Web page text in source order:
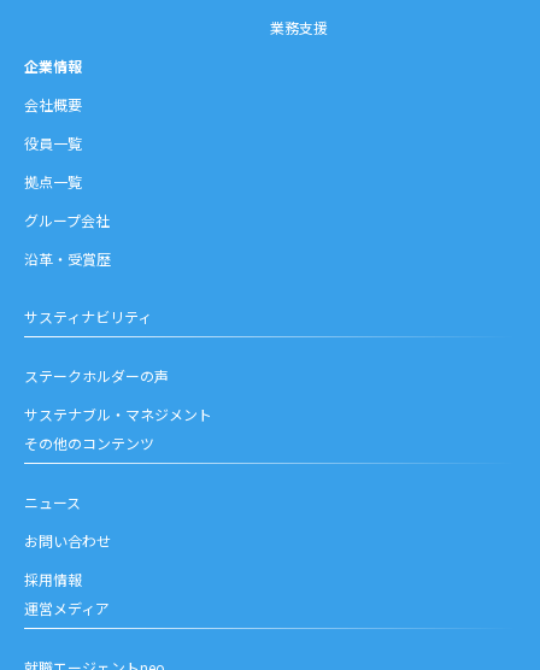
業務支援
企業情報
会社概要
役員一覧
拠点一覧
グループ会社
沿革・受賞歴
サスティナビリティ
ステークホルダーの声
サステナブル・マネジメント
その他のコンテンツ
ニュース
お問い合わせ
採用情報
運営メディア